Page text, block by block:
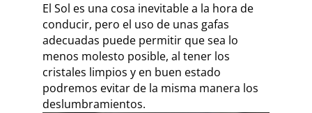
El Sol es una cosa inevitable a la hora de
conducir, pero el uso de unas gafas
adecuadas puede permitir que sea lo
menos molesto posible, al tener los
cristales limpios y en buen estado
podremos evitar de la misma manera los
deslumbramientos.